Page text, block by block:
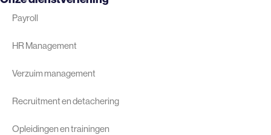
Payroll
HR Management
Verzuim management
Recruitment en detachering
Opleidingen en trainingen